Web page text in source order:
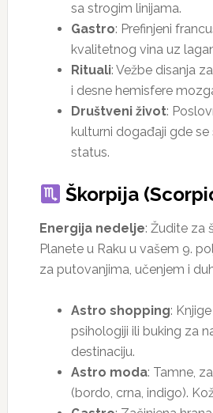
sa strogim linijama.
Gastro: Prefinjeni
kvalitetnog vina uz
Rituali: Vežbe disanja
i desne hemisfere
Društveni život:
kulturni događaji gde se
status.
Škorpija
Energija nedelje: Žudite za
Planete u Raku u vašem 9.
za putovanjima, učenjem i
Astro shopping:
psihologiji ili buking za
destinaciju.
Astro moda: Tamne,
(bordo, crna, indigo).